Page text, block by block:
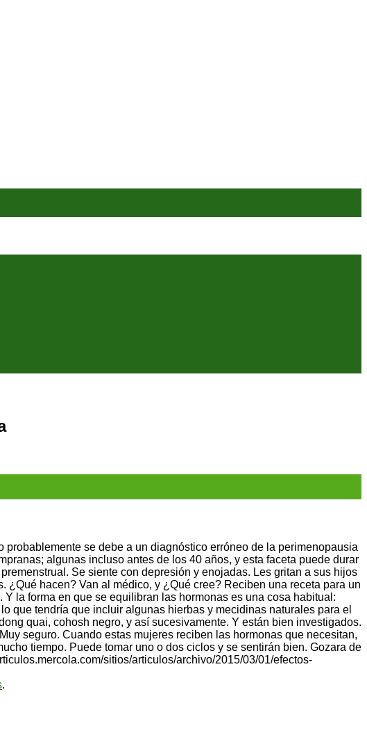
se debe a un diagnóstico erróneo de la perimenopausia
algunas incluso antes de los 40 años, y esta faceta puede durar
Se siente con depresión y enojadas. Les gritan a sus hijos
hacen? Van al médico, y ¿Qué cree? Reciben una receta para un
la forma en que se equilibran las hormonas es una cosa habitual:
que tendría que incluir algunas hierbas y mecidinas naturales para el
quai, cohosh negro, y así sucesivamente. Y están bien investigados.
seguro. Cuando estas mujeres reciben las hormonas que necesitan,
tiempo. Puede tomar uno o dos ciclos y se sentirán bien. Gozara de
sitios/articulos/archivo/2015/03/01/efectos-
.